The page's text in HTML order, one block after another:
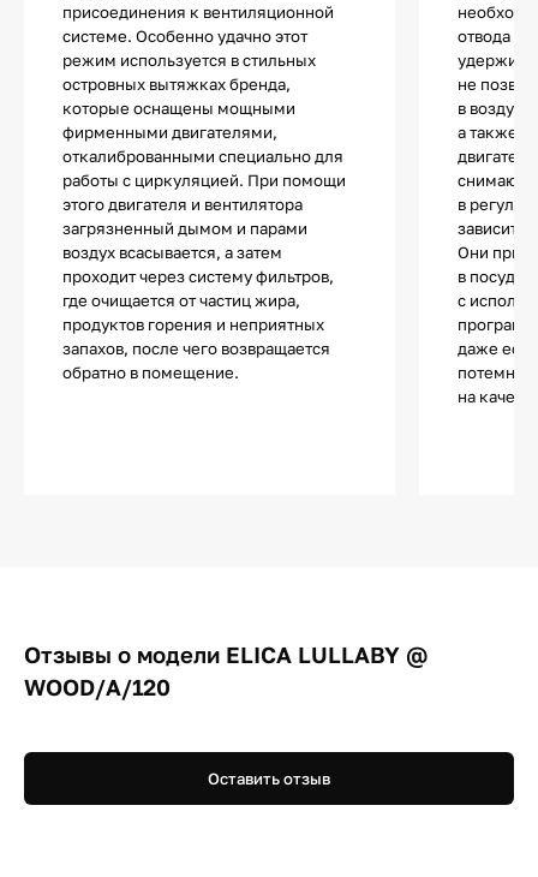
присоединения к вентиляционной
системе. Особенно удачно этот
режим используется в стильных
островных вытяжках бренда,
которые оснащены мощными
фирменными двигателями,
откалиброванными специально для
работы с циркуляцией. При помощи
этого двигателя и вентилятора
загрязненный дымом и парами
воздух всасывается, а затем
проходит через систему фильтров,
где очищается от частиц жира,
продуктов горения и неприятных
запахов, после чего возвращается
обратно в помещение.
отвода
не
в воздух
а также
в
зависит
Они
в
с
даже
на
Отзывы о модели ELICA LULLABY @
WOOD/A/120
Оставить отзыв